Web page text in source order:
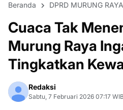
Beranda DPRD MURUNG RAYA
Cuaca Tak
Murung Raya
Tingkatkan
Redaksi
Sabtu, 7 Februari 2026 07:17 WIB